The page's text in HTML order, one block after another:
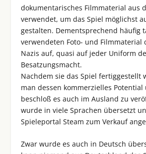
dokumentarisches Filmmaterial aus
verwendet, um das Spiel möglichst
gestalten. Dementsprechend häufig
verwendeten Foto- und Filmmaterial
Nazis auf, quasi auf jeder Uniform
Besatzungsmacht.
Nachdem sie das Spiel fertiggestellt
man dessen kommerzielles Potential
beschloß es auch im Ausland zu
wurde in viele Sprachen übersetzt
Spieleportal Steam zum Verkauf
Zwar wurde es auch in Deutsch